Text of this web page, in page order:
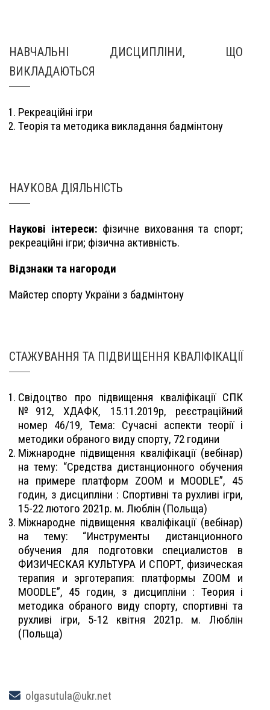
НАВЧАЛЬНІ ДИСЦИПЛІНИ, ЩО
ВИКЛАДАЮТЬСЯ
Рекреаційні ігри
Теорія та методика викладання бадмінтону
НАУКОВА ДІЯЛЬНІСТЬ
Наукові інтереси: фізичне виховання та спорт;
рекреаційні ігри; фізична активність.
Відзнаки та нагороди
Майстер спорту України з бадмінтону
СТАЖУВАННЯ ТА ПІДВИЩЕННЯ КВАЛІФІКАЦІЇ
Свідоцтво про підвищення кваліфікації СПК
№912, ХДАФК, 15.11.2019р, реєстраційний
номер 46/19, Тема: Сучасні аспекти теорії і
методики обраного виду спорту, 72 години
Міжнародне підвищення кваліфікації (вебінар)
на тему: “Средства дистанционного обучения
на примере платформ ZOOM и MOODLE”, 45
годин, з дисципліни : Спортивні та рухливі ігри,
15-22 лютого 2021р. м. Люблін (Польща)
Міжнародне підвищення кваліфікації (вебінар)
на тему: “Инструменты дистанционного
обучения для подготовки специалистов в
ФИЗИЧЕСКАЯ КУЛЬТУРА И СПОРТ, физическая
терапия и эрготерапия: платформы ZOOM и
MOODLE”, 45 годин, з дисципліни : Теория і
методика обраного виду спорту, спортивні та
рухливі ігри, 5-12 квітня 2021р. м. Люблін
(Польща)
olgasutula@ukr.net